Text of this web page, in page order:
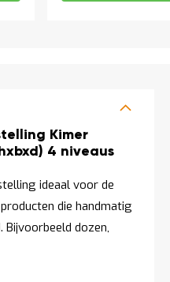
Kimer
4 niveaus
ideaal voor de
die handmatig
dozen,